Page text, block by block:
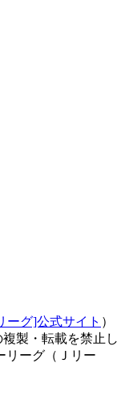
ーグ]公式サイト ）
製・転載を禁止し
リーグ（Ｊリー